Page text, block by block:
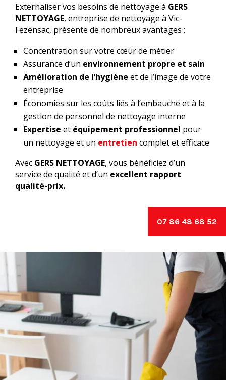
Externaliser vos besoins de nettoyage à GERS
NETTOYAGE, entreprise de nettoyage à Vic-
Fezensac, présente de nombreux avantages :
Concentration sur votre cœur de métier
Assurance d’un environnement propre et sain
Amélioration de l’hygiène et de l’image de votre
entreprise
Économies sur les coûts liés à l’embauche et à la
gestion de personnel de nettoyage interne
Expertise et équipement professionnel pour
un nettoyage et un entretien complet et efficace
Avec GERS NETTOYAGE, vous bénéficiez d’un
service de qualité et d’un excellent rapport
qualité-prix.
07 86 48 68 52